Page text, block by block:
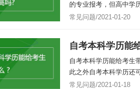
的专业报考，但高中学
常见问题/2021-01-20
自考本科学历能
自考本科学历能给考生
此之外自考本科学历还
常见问题/2021-01-18